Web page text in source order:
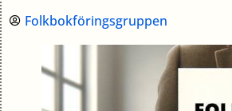
Folkbokföringsgruppen